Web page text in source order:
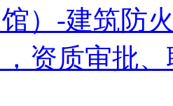
）-建筑防
资质审批